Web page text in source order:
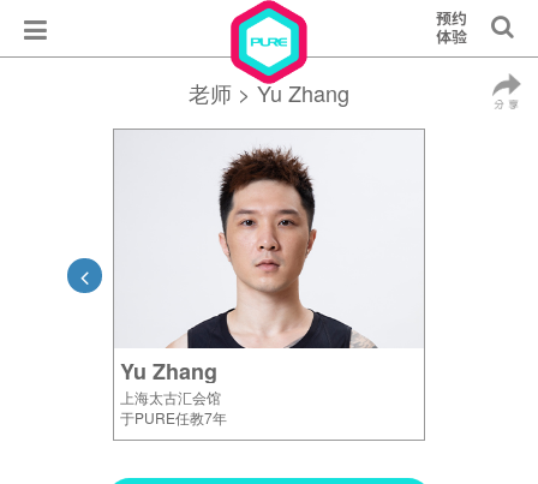
老师 > Yu Zhang
Yu Zhang
上海太古汇会馆
于PURE任教7年